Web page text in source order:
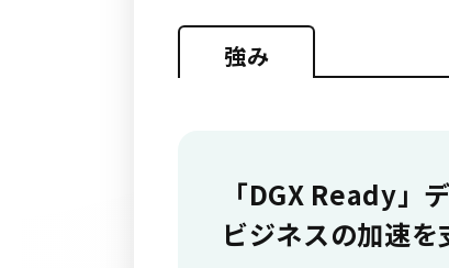
強み
「DGX Ready」
ビジネスの加速を